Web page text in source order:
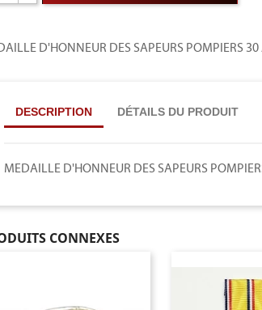
D'HONNEUR DES SAPEURS POMPIERS
DESCRIPTION DÉTAILS DU PRODUIT
MEDAILLE D'HONNEUR DES SAPEURS
CONNEXES